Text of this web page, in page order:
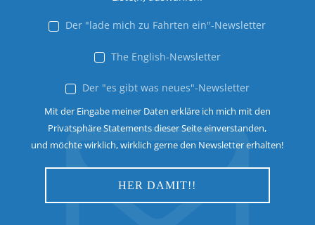
Der "lade mich zu Fahrten ein"-Newsletter
The English-Newsletter
Der "es gibt was neues"-Newsletter
Mit der Eingabe meiner Daten erkläre ich mich mit den
Privatsphäre Statements dieser Seite einverstanden,
und möchte wirklich, wirklich gerne den Newsletter erhalten!